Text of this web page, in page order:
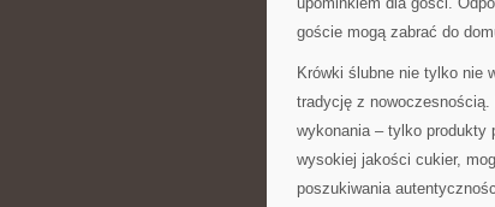
goście mogą zabrać do
Krówki ślubne nie tylko nie
tradycję z
wykonania – tylko produkty
wysokiej jakości cukier,
poszukiwania